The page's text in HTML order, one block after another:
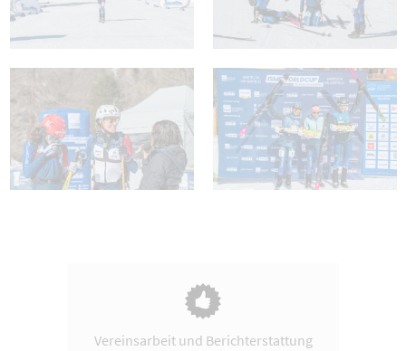
Vereinsarbeit und Berichterstattung